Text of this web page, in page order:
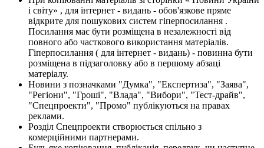
і світу» , для інтернет - видань - обов'язкове пряме
відкрите для пошукових систем гіперпосилання .
Посилання має бути розміщена в незалежності від
повного або часткового використання матеріалів.
Гіперпосилання ( для інтернет - видань) - повинна бути
розміщена в підзаголовку або в першому абзаці
матеріалу.
Новини з позначками "Думка", "Експертиза", "Заява",
"Регіони", "Гроші", "Влада", "Вибори", "Тест-драйв",
"Спецпроекти", "Промо" публікуються на правах
реклами.
Розділ Спецпроекти створюється спільно з
комерційними партнерами.